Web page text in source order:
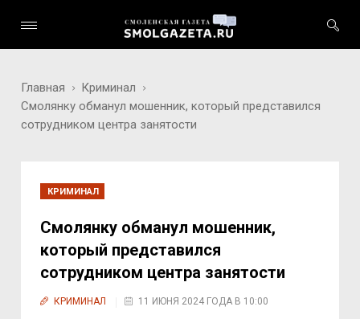
Главная
Криминал
Смолянку обманул мошенник, который представился
сотрудником центра занятости
КРИМИНАЛ
Смолянку обманул мошенник,
который представился
сотрудником центра занятости
КРИМИНАЛ 11 ИЮНЯ 2024 ГОДА В 10:00